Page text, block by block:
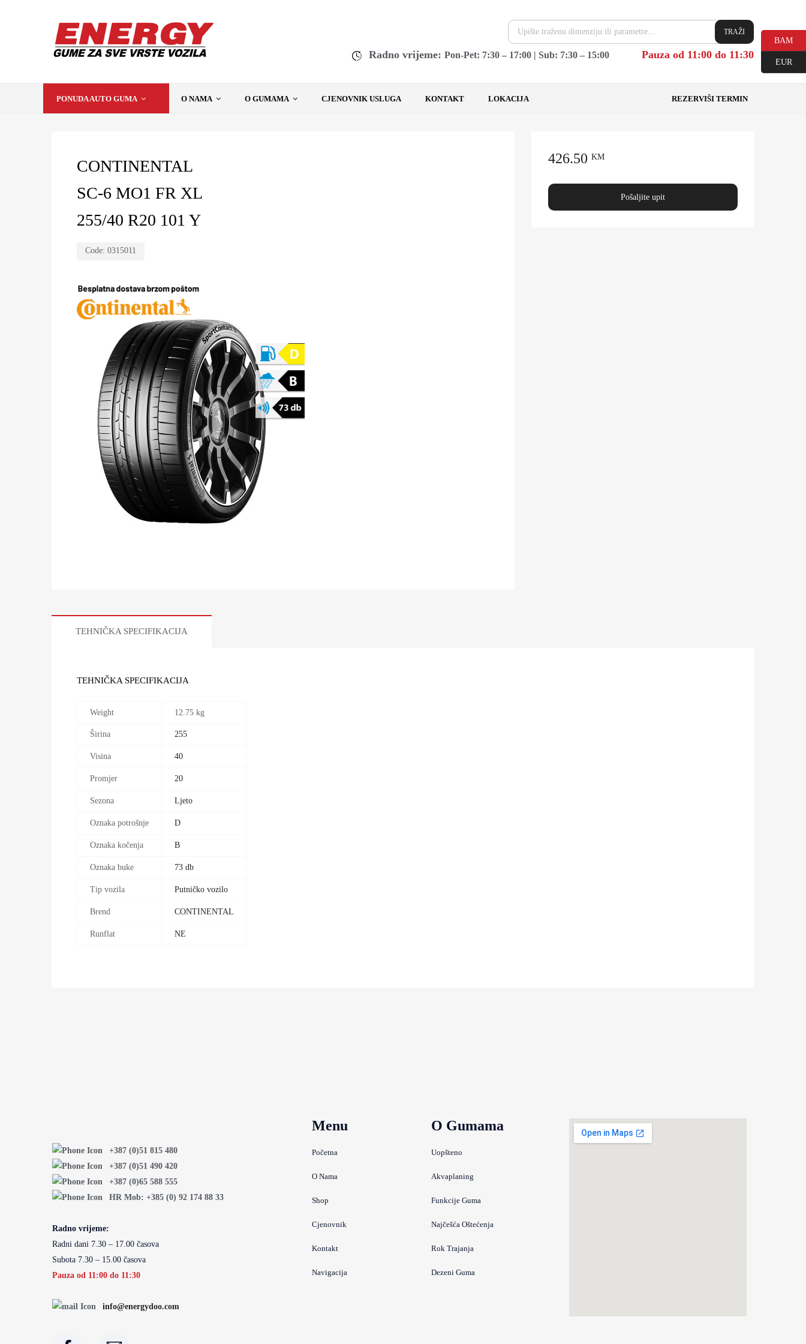
TRAŽI
Radno vrijeme: Pon-Pet: 7:30 – 17:00 | Sub: 7:30 – 15:00 Pauza od 11:00 do 11:30
PONUDA AUTO GUMA O NAMA O GUMAMA CJENOVNIK USLUGA KONTAKT LOKACIJA REZERVIŠI TERMIN
CONTINENTAL
SC-6 MO1 FR XL
255/40 R20 101 Y
Code: 0315011
426.50 KM
Pošaljite upit
TEHNIČKA SPECIFIKACIJA
TEHNIČKA SPECIFIKACIJA
Weight 12.75 kg
Širina 255
Visina 40
Promjer 20
Sezona Ljeto
Oznaka potrošnje D
Oznaka kočenja B
Oznaka buke 73 db
Tip vozila Putničko vozilo
Brend CONTINENTAL
Runflat NE
+387 (0)51 815 480
+387 (0)51 490 420
+387 (0)65 588 555
HR Mob: +385 (0) 92 174 88 33
Radno vrijeme:
Radni dani 7.30 – 17.00 časova
Subota 7.30 – 15.00 časova
Pauza od 11:00 do 11:30
info@energydoo.com
Menu
Početna
O Nama
Shop
Cjenovnik
Kontakt
Navigacija
O Gumama
Uopšteno
Akvaplaning
Funkcije Guma
Najčešća Oštećenja
Rok Trajanja
Dezeni Guma
BAM
EUR